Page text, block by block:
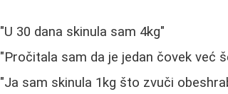
"U 30 dana skinula sam 4kg"
"Pročitala sam da je jedan čovek već
"Ja sam skinula 1kg što zvuči